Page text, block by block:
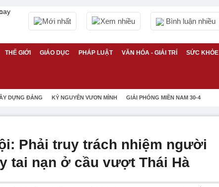
Mới nhất Xem nhiều Bình luận nhiều
THẾ GIỚI GIÁO DỤC PHÁP LUẬT VĂN HÓA - GIẢI TRÍ SỨC KHỎE
DỰNG ĐẢNG KỶ NGUYÊN VƯƠN MÌNH GIẢI PHÓNG MIỀN NAM 30-4
Phải truy trách nhiệm người
tai nạn ở cầu vượt Thái Hà